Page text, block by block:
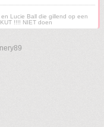
Lucie Ball die gillend op een
!!!! NIET doen